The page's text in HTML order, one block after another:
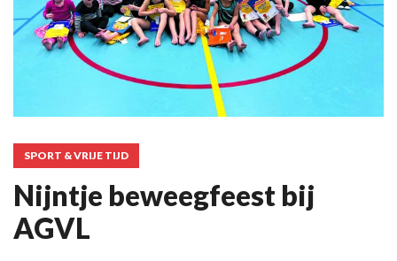
SPORT & VRIJE TIJD
Nijntje beweegfeest bij
AGVL